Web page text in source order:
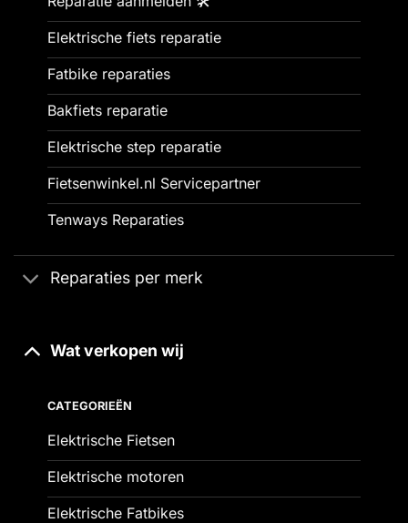
Elektrische fiets reparatie
Fatbike reparaties
Bakfiets reparatie
Elektrische step reparatie
Fietsenwinkel.nl Servicepartner
Tenways Reparaties
Reparaties per merk
Wat verkopen wij
CATEGORIEËN
Elektrische Fietsen
Elektrische motoren
Elektrische Fatbikes